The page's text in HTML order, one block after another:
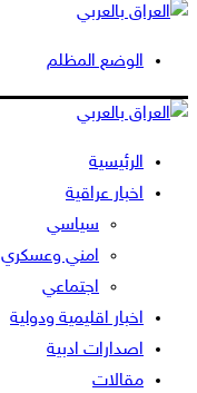
الوضع المظلم
الرئيسية
اخبار عراقية
سياسي
امني وعسكري
اجتماعي
اخبار اقليمية ودولية
اصدارات ادبية
مقالات